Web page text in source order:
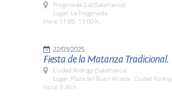
Fregeneda (La) (Salamanca)
Lugar: La Fregeneda.
Hora: 11:00- 13:00 h.
22/03/2025
Fiesta de la Matanza Tradicional.
Ciudad Rodrigo (Salamanca)
Lugar: Plaza del Buen Alcalde. Ciudad
Hora: 9:30 h